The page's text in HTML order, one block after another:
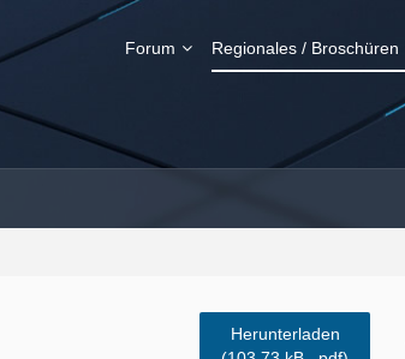
Forum Regionales / Broschüren
Herunterladen